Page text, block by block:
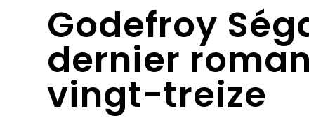
Godefroy
dernier
vingt-treize